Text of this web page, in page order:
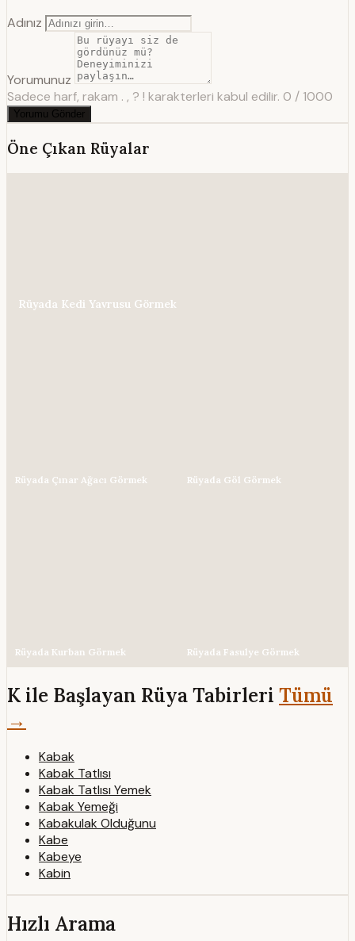
Adınız
Yorumunuz
Sadece harf, rakam . , ? ! karakterleri kabul edilir. 0 / 1000
Yorumu Gönder
Öne Çıkan Rüyalar
Rüyada Kedi Yavrusu Görmek
Rüyada Çınar Ağacı Görmek Rüyada Göl Görmek
Rüyada Kurban Görmek Rüyada Fasulye Görmek
K ile Başlayan Rüya Tabirleri Tümü
→
Kabak
Kabak Tatlısı
Kabak Tatlısı Yemek
Kabak Yemeği
Kabakulak Olduğunu
Kabe
Kabeye
Kabin
Hızlı Arama